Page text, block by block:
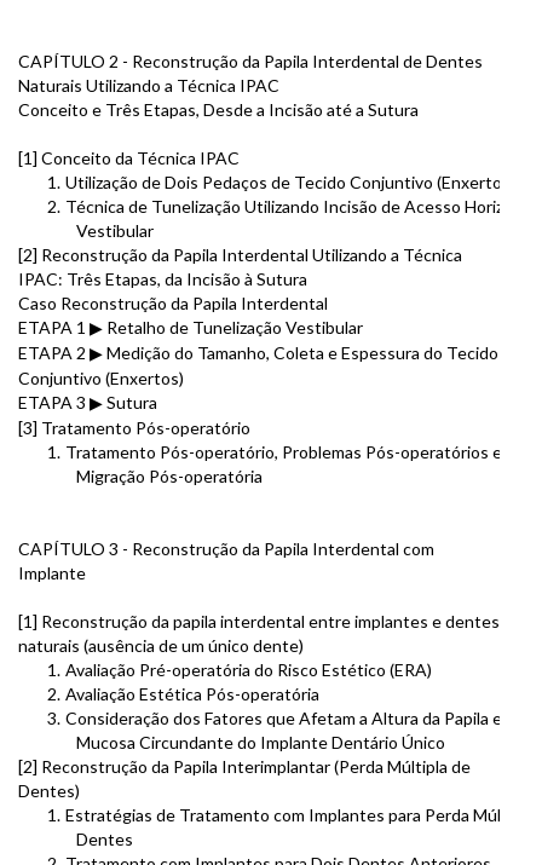
CAPÍTULO 2 - Reconstrução da Papila Interdental de Dentes
Naturais Utilizando a Técnica IPAC
Conceito e Três Etapas, Desde a Incisão até a Sutura
[1] Conceito da Técnica IPAC
1. Utilização de Dois Pedaços de Tecido Conjuntivo (Enxertos)
2. Técnica de Tunelização Utilizando Incisão de Acesso Horizontal
Vestibular
[2] Reconstrução da Papila Interdental Utilizando a Técnica
IPAC: Três Etapas, da Incisão à Sutura
Caso Reconstrução da Papila Interdental
ETAPA 1 ▶ Retalho de Tunelização Vestibular
ETAPA 2 ▶ Medição do Tamanho, Coleta e Espessura do Tecido
Conjuntivo (Enxertos)
ETAPA 3 ▶ Sutura
[3] Tratamento Pós-operatório
1. Tratamento Pós-operatório, Problemas Pós-operatórios e
Migração Pós-operatória
CAPÍTULO 3 - Reconstrução da Papila Interdental com
Implante
[1] Reconstrução da papila interdental entre implantes e dentes
naturais (ausência de um único dente)
1. Avaliação Pré-operatória do Risco Estético (ERA)
2. Avaliação Estética Pós-operatória
3. Consideração dos Fatores que Afetam a Altura da Papila e a
Mucosa Circundante do Implante Dentário Único
[2] Reconstrução da Papila Interimplantar (Perda Múltipla de
Dentes)
1. Estratégias de Tratamento com Implantes para Perda Múltipla
Dentes